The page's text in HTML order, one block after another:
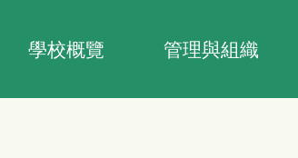
navigation
學校概覽 管理與組織